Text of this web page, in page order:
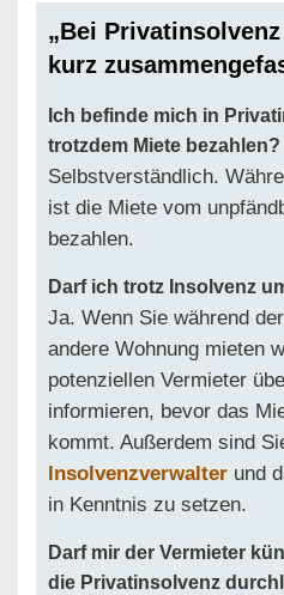
„Bei
kurz
Ich befinde mich in
trotzdem Miete bezahlen?
Selbstverständlich.
ist die Miete vom
bezahlen.
Darf ich trotz Insolvenz
Ja. Wenn Sie während
andere Wohnung mieten
potenziellen Vermieter
informieren, bevor das
kommt. Außerdem sind
Insolvenzverwalter und
in Kenntnis zu setzen.
Darf mir der Vermieter
die Privatinsolvenz